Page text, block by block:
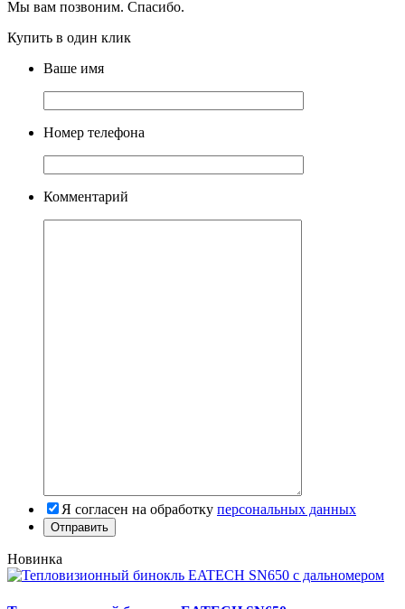
Мы вам позвоним. Спасибо.
Купить в один клик
Ваше имя
Номер телефона
Комментарий
Я согласен на обработку персональных данных
Новинка